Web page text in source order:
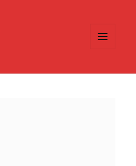
WIDGETS